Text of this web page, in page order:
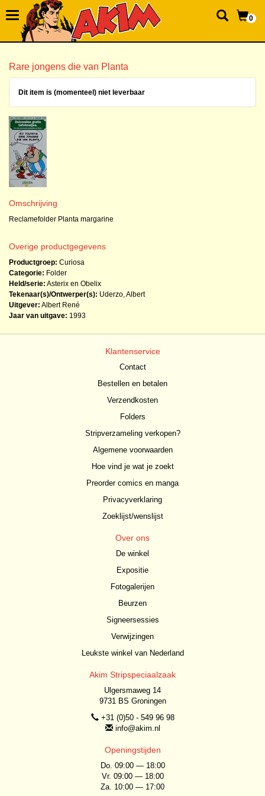
0
Rare jongens die van Planta
Dit item is (momenteel) niet leverbaar
Omschrijving
Reclamefolder Planta margarine
Overige productgegevens
Productgroep: Curiosa
Categorie: Folder
Held/serie: Asterix en Obelix
Tekenaar(s)/Ontwerper(s): Uderzo, Albert
Uitgever: Albert René
Jaar van uitgave: 1993
Klantenservice
Contact
Bestellen en betalen
Verzendkosten
Folders
Stripverzameling verkopen?
Algemene voorwaarden
Hoe vind je wat je zoekt
Preorder comics en manga
Privacyverklaring
Zoeklijst/wenslijst
Over ons
De winkel
Expositie
Fotogalerijen
Beurzen
Signeersessies
Verwijzingen
Leukste winkel van Nederland
Akim Stripspeciaalzaak
Ulgersmaweg 14
9731 BS Groningen
+31 (0)50 - 549 96 98
info@akim.nl
Openingstijden
Do. 09:00 — 18:00
Vr. 09:00 — 18:00
Za. 10:00 — 17:00